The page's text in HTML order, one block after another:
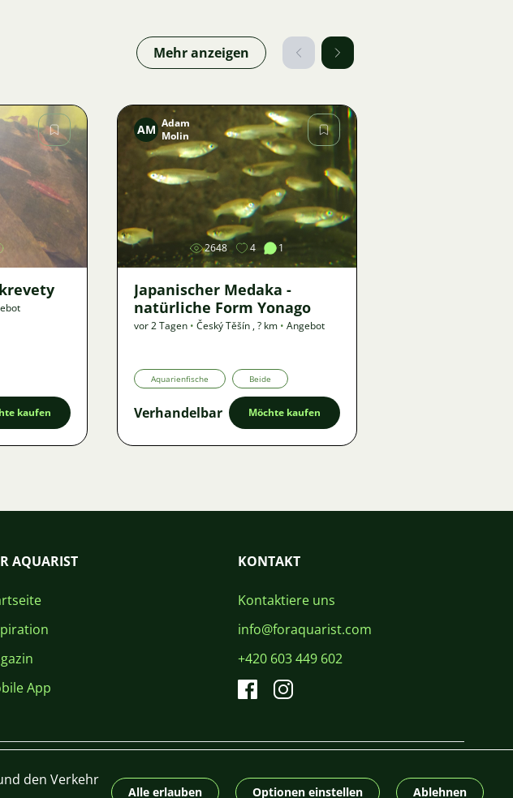
Mehr anzeigen
kaufen
Bild
AM Adam
Molin
2648 4 1
Japanischer Medaka -
natürliche Form Yonago
vor 2 Tagen • Český Těšín ,? km • Angebot
Aquarienfische Beide
Verhandelbar Möchte kaufen
AQUARIST
App
KONTAKT
Kontaktiere uns
info@foraquarist.com
+420 603 449 602
CS EN PL DE © 2026 For Aquarist
den Verkehr
Alle erlauben Optionen einstellen Ablehnen